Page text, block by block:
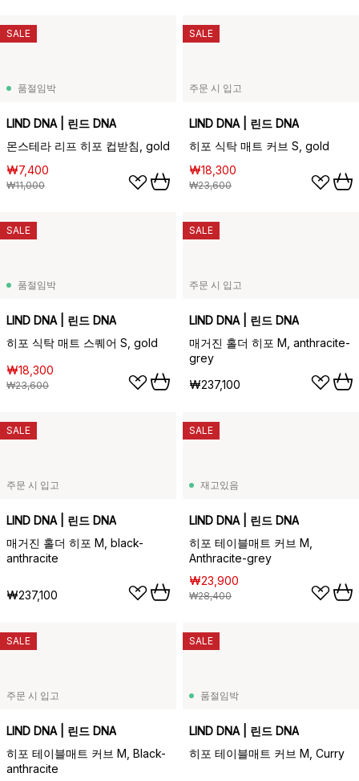
품절임박
LIND DNA | 린드 DNA
몬스테라 리프 히포 컵받침, gold
₩7,400
₩11,000
SALE
주문 시 입고
LIND DNA | 린드 DNA
히포 식탁 매트 커브 S, gold
₩18,300
₩23,600
SALE
품절임박
LIND DNA | 린드 DNA
히포 식탁 매트 스퀘어 S, gold
₩18,300
₩23,600
SALE
주문 시 입고
LIND DNA | 린드 DNA
매거진 홀더 히포 M, anthracite-
grey
₩237,100
SALE
주문 시 입고
LIND DNA | 린드 DNA
매거진 홀더 히포 M, black-
anthracite
₩237,100
SALE
재고있음
LIND DNA | 린드 DNA
히포 테이블매트 커브 M,
Anthracite-grey
₩23,900
₩28,400
SALE
주문 시 입고
LIND DNA | 린드 DNA
히포 테이블매트 커브 M, Black-
anthracite
SALE
품절임박
LIND DNA | 린드 DNA
히포 테이블매트 커브 M, Curry
SALE